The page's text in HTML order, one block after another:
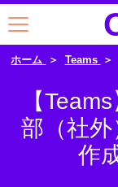
ホーム Teams
【
部（社
作